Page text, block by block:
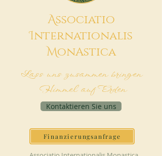
Associatio
Internationalis
MonAstica
Lass uns zusammen bringen
Himmel auf Erden
Kontaktieren Sie uns
Finanzierungsanfrage